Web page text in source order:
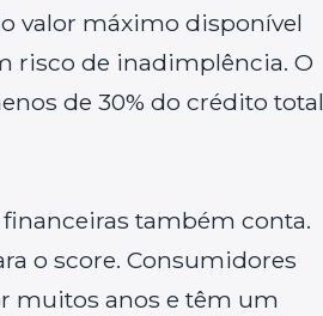
valor máximo disponível
risco de inadimplência. O
de 30% do crédito total
também conta.
o score. Consumidores
muitos anos e têm um